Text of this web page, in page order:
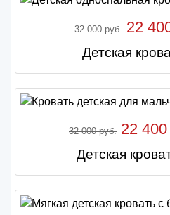
32 000 руб. 22
Детская
32 000 руб. 22
Детская